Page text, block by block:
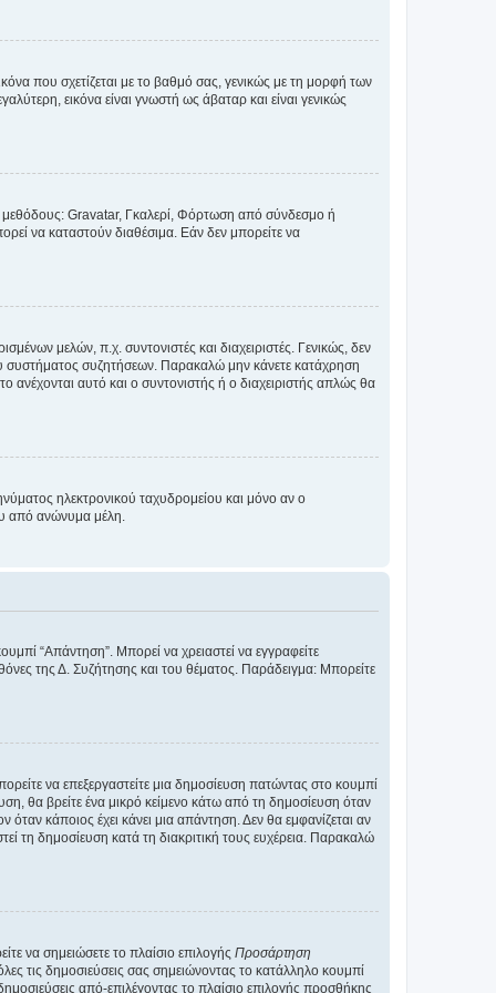
που σχετίζεται με το βαθμό σας, γενικώς με τη μορφή των
εικόνα είναι γνωστή ως άβαταρ και είναι γενικώς
μεθόδους: Gravatar, Γκαλερί, Φόρτωση από σύνδεσμο ή
να καταστούν διαθέσιμα. Εάν δεν μπορείτε να
μελών, π.χ. συντονιστές και διαχειριστές. Γενικώς, δεν
συστήματος συζητήσεων. Παρακαλώ μην κάνετε κατάχρηση
αυτό και ο συντονιστής ή ο διαχειριστής απλώς θα
ηλεκτρονικού ταχυδρομείου και μόνο αν ο
από ανώνυμα μέλη.
“Απάντηση”. Μπορεί να χρειαστεί να εγγραφείτε
της Δ. Συζήτησης και του θέματος. Παράδειγμα: Μπορείτε
να επεξεργαστείτε μια δημοσίευση πατώντας στο κουμπί
θα βρείτε ένα μικρό κείμενο κάτω από τη δημοσίευση όταν
κάποιος έχει κάνει μια απάντηση. Δεν θα εμφανίζεται αν
τη δημοσίευση κατά τη διακριτική τους ευχέρεια. Παρακαλώ
να σημειώσετε το πλαίσιο επιλογής Προσάρτηση
τις δημοσιεύσεις σας σημειώνοντας το κατάλληλο κουμπί
από-επιλέγοντας το πλαίσιο επιλογής προσθήκης